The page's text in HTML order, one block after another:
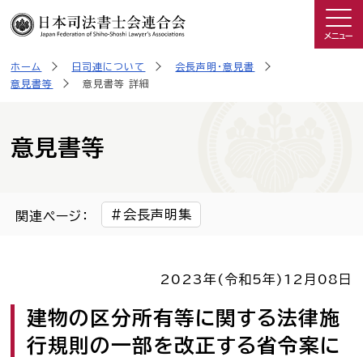
司法書士を知る
広報物・制作物
司法書士に相談したい人へ
メニュー
ホーム 日司連について
会長声明・意見書
意見書等
意見書等 詳細
意見書等
関連ページ： 会長声明集
2023年(令和5年) 12月08日
建物の区分所有等に関する法律施
行規則の一部を改正する省令案に